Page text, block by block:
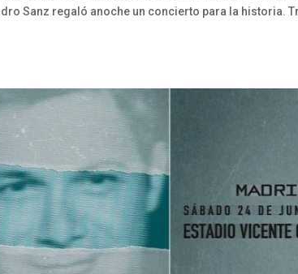
Sanz regaló anoche un concierto para la historia.